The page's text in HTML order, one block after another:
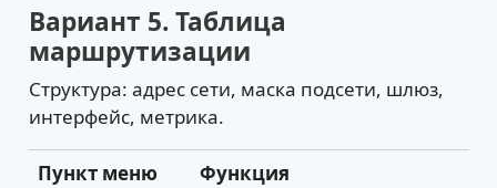
Вариант 5. Таблица
маршрутизации
Структура: адрес сети, маска подсети, шлюз,
интерфейс, метрика.
Пункт меню
Функция